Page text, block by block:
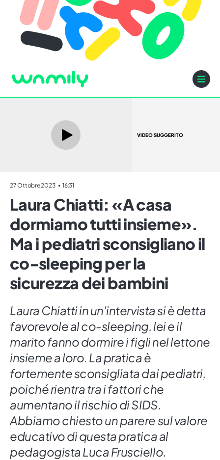
VIDEO SUGGERITO
27 Ottobre 2023 16:31
Laura Chiatti: «A casa
dormiamo tutti insieme».
Ma i pediatri sconsigliano il
co-sleeping per la
sicurezza dei bambini
Laura Chiatti in un'intervista si è detta
favorevole al co-sleeping, lei e il
marito fanno dormire i figli nel lettone
insieme a loro. La pratica è
fortemente sconsigliata dai pediatri,
poiché rientra tra i fattori che
aumentano il rischio di SIDS.
Abbiamo chiesto un parere sul valore
educativo di questa pratica al
pedagogista Luca Frusciello.